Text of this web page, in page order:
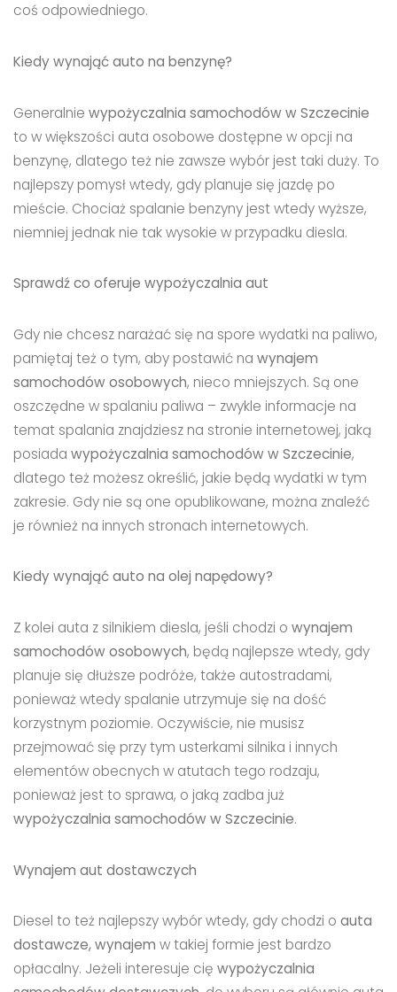
coś odpowiedniego.
Kiedy wynająć auto na benzynę?
Generalnie wypożyczalnia samochodów w Szczecinie
to w większości auta osobowe dostępne w opcji na
benzynę, dlatego też nie zawsze wybór jest taki duży. To
najlepszy pomysł wtedy, gdy planuje się jazdę po
mieście. Chociaż spalanie benzyny jest wtedy wyższe,
niemniej jednak nie tak wysokie w przypadku diesla.
Sprawdź co oferuje wypożyczalnia aut
Gdy nie chcesz narażać się na spore wydatki na paliwo,
pamiętaj też o tym, aby postawić na wynajem
samochodów osobowych, nieco mniejszych. Są one
oszczędne w spalaniu paliwa – zwykle informacje na
temat spalania znajdziesz na stronie internetowej, jaką
posiada wypożyczalnia samochodów w Szczecinie,
dlatego też możesz określić, jakie będą wydatki w tym
zakresie. Gdy nie są one opublikowane, można znaleźć
je również na innych stronach internetowych.
Kiedy wynająć auto na olej napędowy?
Z kolei auta z silnikiem diesla, jeśli chodzi o wynajem
samochodów osobowych, będą najlepsze wtedy, gdy
planuje się dłuższe podróże, także autostradami,
ponieważ wtedy spalanie utrzymuje się na dość
korzystnym poziomie. Oczywiście, nie musisz
przejmować się przy tym usterkami silnika i innych
elementów obecnych w atutach tego rodzaju,
ponieważ jest to sprawa, o jaką zadba już
wypożyczalnia samochodów w Szczecinie.
Wynajem aut dostawczych
Diesel to też najlepszy wybór wtedy, gdy chodzi o auta
dostawcze, wynajem w takiej formie jest bardzo
opłacalny. Jeżeli interesuje cię wypożyczalnia